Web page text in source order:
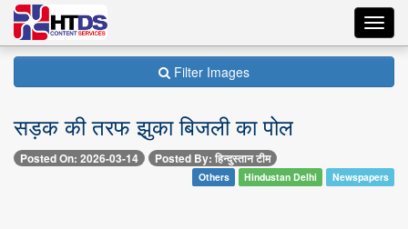
Filter Images
सड़क की तरफ झुका बिजली का पोल
Posted On: 2026-03-14 Posted By: हिन्दुस्तान टीम
Others Hindustan Delhi Newspapers